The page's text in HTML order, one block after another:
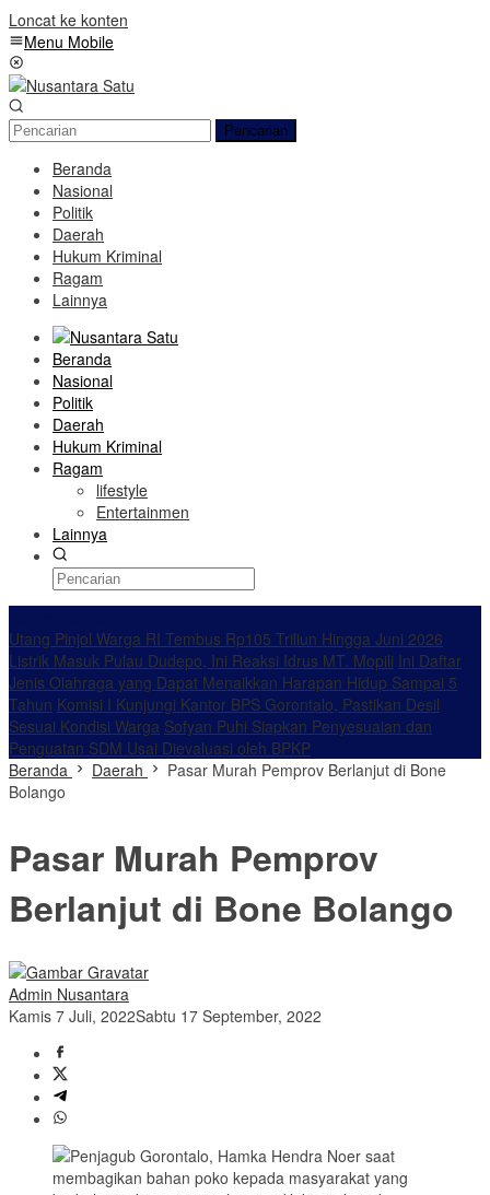
Loncat ke konten
Menu Mobile
Pencarian
Beranda
Nasional
Politik
Daerah
Hukum Kriminal
Ragam
Lainnya
Beranda
Nasional
Politik
Daerah
Hukum Kriminal
Ragam
lifestyle
Entertainmen
Lainnya
Utang Pinjol Warga RI Tembus Rp105 Triliun Hingga Juni 2026
Listrik Masuk Pulau Dudepo, Ini Reaksi Idrus MT. Mopili Ini Daftar
Jenis Olahraga yang Dapat Menaikkan Harapan Hidup Sampai 5
Tahun Komisi I Kunjungi Kantor BPS Gorontalo, Pastikan Desil
Sesuai Kondisi Warga Sofyan Puhi Siapkan Penyesuaian dan
Penguatan SDM Usai Dievaluasi oleh BPKP
Beranda
Daerah
Pasar Murah Pemprov Berlanjut di Bone
Bolango
Pasar Murah Pemprov
Berlanjut di Bone Bolango
Admin Nusantara
Kamis 7 Juli, 2022Sabtu 17 September, 2022